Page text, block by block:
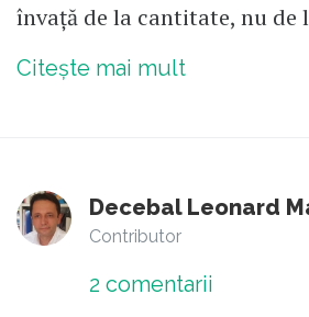
învață de la cantitate, nu de
Citește mai mult
Contributor
2 comentarii